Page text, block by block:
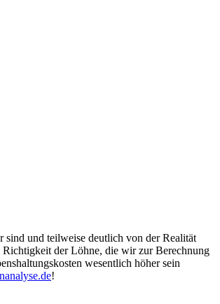
sind und teilweise deutlich von der Realität
Richtigkeit der Löhne, die wir zur Berechnung
wesentlich höher sein
!